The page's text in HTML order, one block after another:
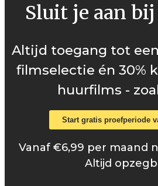
Sluit je aan
Altijd toegang tot
filmselectie én 30%
huurfilms -
Start gratis proefperiode
Vanaf €6,99 per maand
Altijd